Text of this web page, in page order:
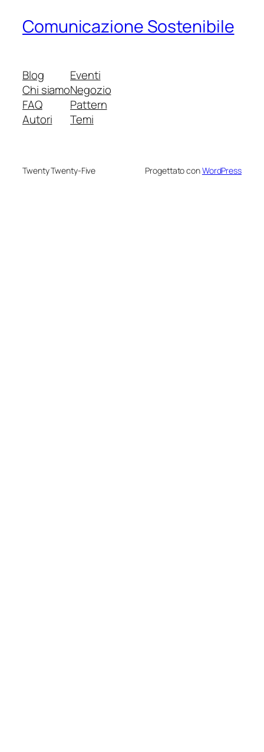
Comunicazione Sostenibile
Blog
Chi siamo
FAQ
Autori
Eventi
Negozio
Pattern
Temi
Twenty Twenty-Five Progettato conWordPress